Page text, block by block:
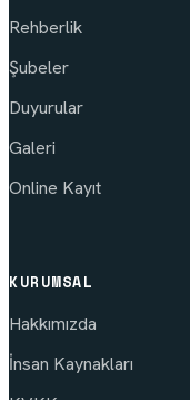
Rehberlik
Şubeler
Duyurular
Galeri
Online Kayıt
KURUMSAL
Hakkımızda
İnsan Kaynakları